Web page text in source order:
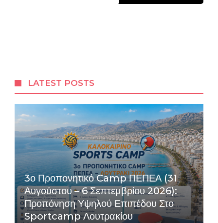
LATEST POSTS
3ο Προπονητικό Camp ΠΕΠΕΑ (31
Αυγούστου – 6 Σεπτεμβρίου 2026):
Προπόνηση Υψηλού Επιπέδου Στο
Sportcamp Λουτρακίου